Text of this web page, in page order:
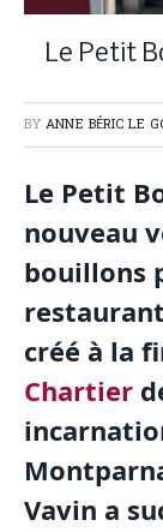
Le Petit
BY ANNE BÉRIC LE
Le Petit
nouveau
bouillons
créé à la
Chartier
Vavin a